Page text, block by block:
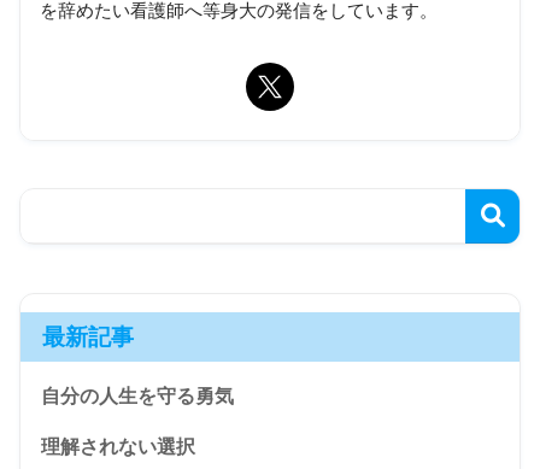
を辞めたい看護師へ等身大の発信をしています。
最新記事
自分の人生を守る勇気
理解されない選択